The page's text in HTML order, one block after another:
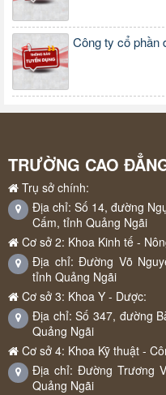
Công ty cổ phần
TRƯỜNG CAO
Trụ sở chính:
Địa chỉ: Số 14, đường
Cấm, tỉnh Quảng Ngãi
Cơ sở 2: Khoa Kinh tế -
Địa chỉ: Đường Võ
tỉnh Quảng Ngãi
Cơ sở 3: Khoa Y - Dược:
Địa chỉ: Số 347, đường
Quảng Ngãi
Cơ sở 4: Khoa Kỹ thuật -
Địa chỉ: Đường Trương
Quảng Ngãi